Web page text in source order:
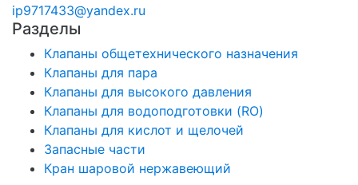
ip9717433@yandex.ru
Разделы
Клапаны общетехнического назначения
Клапаны для пара
Клапаны для высокого давления
Клапаны для водоподготовки (RO)
Клапаны для кислот и щелочей
Запасные части
Кран шаровой нержавеющий